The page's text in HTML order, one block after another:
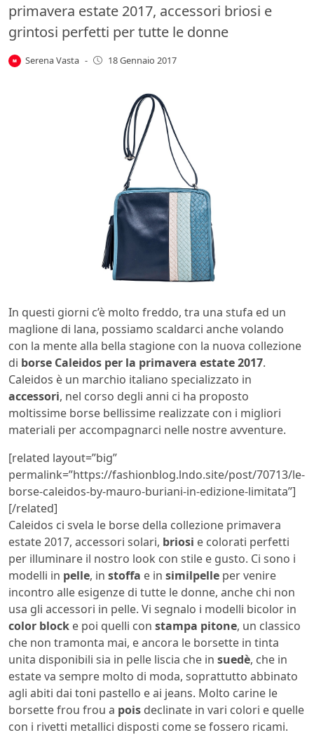
primavera estate 2017, accessori briosi e
grintosi perfetti per tutte le donne
Serena Vasta - 18 Gennaio 2017
In questi giorni c’è molto freddo, tra una stufa ed un
maglione di lana, possiamo scaldarci anche volando
con la mente alla bella stagione con la nuova collezione
di borse Caleidos per la primavera estate 2017.
Caleidos è un marchio italiano specializzato in
accessori, nel corso degli anni ci ha proposto
moltissime borse bellissime realizzate con i migliori
materiali per accompagnarci nelle nostre avventure.
[related layout=”big”
permalink=”https://fashionblog.lndo.site/post/70713/le-
borse-caleidos-by-mauro-buriani-in-edizione-limitata”]
[/related]
Caleidos ci svela le borse della collezione primavera
estate 2017, accessori solari, briosi e colorati perfetti
per illuminare il nostro look con stile e gusto. Ci sono i
modelli in pelle, in stoffa e in similpelle per venire
incontro alle esigenze di tutte le donne, anche chi non
usa gli accessori in pelle. Vi segnalo i modelli bicolor in
color block e poi quelli con stampa pitone, un classico
che non tramonta mai, e ancora le borsette in tinta
unita disponibili sia in pelle liscia che in suedè, che in
estate va sempre molto di moda, soprattutto abbinato
agli abiti dai toni pastello e ai jeans. Molto carine le
borsette frou frou a pois declinate in vari colori e quelle
con i rivetti metallici disposti come se fossero ricami.